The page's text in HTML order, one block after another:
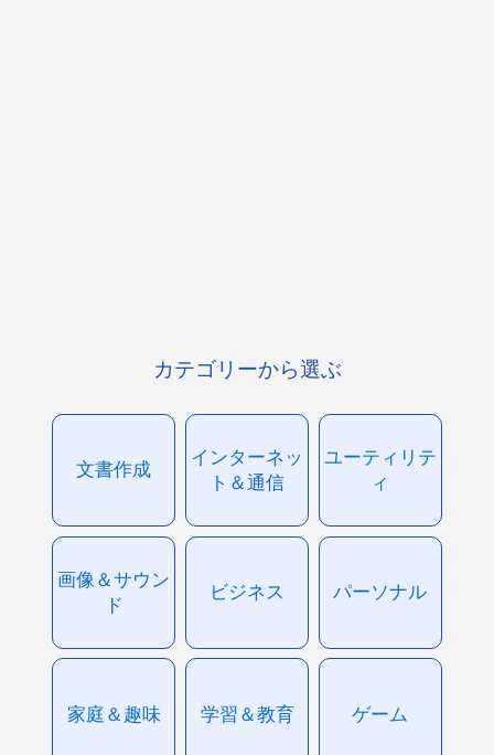
カテゴリーから選ぶ
文書作成
インターネッ
ト＆通信
ユーティリテ
ィ
画像＆サウン
ド
ビジネス パーソナル
家庭＆趣味 学習＆教育 ゲーム